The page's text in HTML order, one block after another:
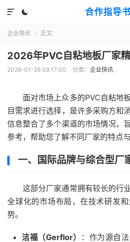
合作指导书


企业快讯  正文
2026年PVC自粘地板厂家
2026-01-26 09:17:00 分类： 企业快讯
面对市场上众多的PVC自粘地
目需求进行选择，是许多采购方和
信息整合了多个渠道的市场情况，
参考，帮助您了解不同厂家的特点与
一、国际品牌与综合型厂
这部分厂家通常拥有较长的行
全球化的市场布局，在技术研发
势。
洁福（Gerflor）
：作为源自